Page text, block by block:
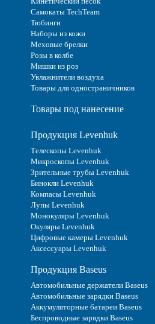
Самокаты TechTeam
Тюбинги
Наборы из кожи
Меховые брелки
Розы в колбе
Мишки из роз
Увлажнители воздуха
Товары для одностраничников
Товары под нанесение
Продукция Levenhuk
Телескопы Levenhuk
Микроскопы Levenhuk
Зрительные трубы Levenhuk
Бинокли Levenhuk
Компасы Levenhuk
Лупы Levenhuk
Монокуляры Levenhuk
Окуляры Levenhuk
Цифровые камеры Levenhuk
Аксессуары Levenhuk
Продукция Baseus
Автомобильные держатели Baseus
Автомобильные зарядки Baseus
Аккумуляторные батареи Baseus
Беспроводные зарядки Baseus